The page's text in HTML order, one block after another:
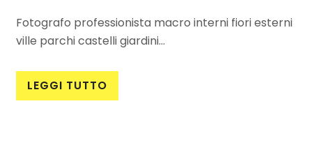
Fotografo professionista macro interni fiori esterni
ville parchi castelli giardini...
LEGGI TUTTO